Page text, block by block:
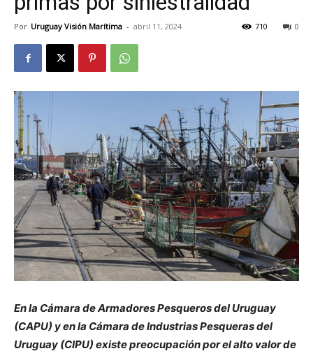
Por Uruguay Visión Marítima - abril 11, 2024 0
710
En la Cámara de Armadores Pesqueros del Uruguay
(CAPU) y en la Cámara de Industrias Pesqueras del
Uruguay (CIPU) existe preocupación por el alto valor de